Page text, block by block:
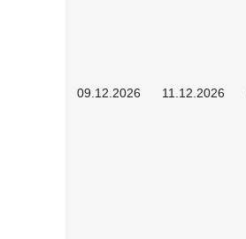
09.12.2026 11.12.2026